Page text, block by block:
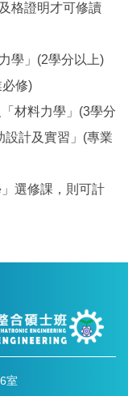
格證明才可修讀
學」(2學分以上)
修)
材料力學」(3學分
設計及實習」(專業
選修課，則可計
室